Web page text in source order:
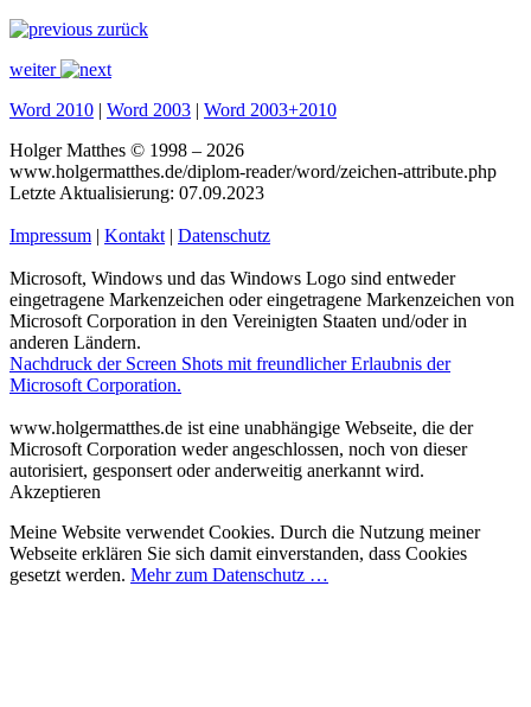
zurück
weiter
Word 2010 | Word 2003 | Word 2003+2010
Holger Matthes © 1998 – 2026
www.holgermatthes.de/diplom-reader/word/zeichen-attribute.php
Letzte Aktualisierung: 07.09.2023
Impressum | Kontakt | Datenschutz
Microsoft, Windows und das Windows Logo sind entweder
eingetragene Markenzeichen oder eingetragene Markenzeichen von
Microsoft Corporation in den Vereinigten Staaten und/oder in
anderen Ländern.
Nachdruck der Screen Shots mit freundlicher Erlaubnis der
Microsoft Corporation.
www.holgermatthes.de ist eine unabhängige Webseite, die der
Microsoft Corporation weder angeschlossen, noch von dieser
autorisiert, gesponsert oder anderweitig anerkannt wird.
Akzeptieren
Meine Website verwendet Cookies. Durch die Nutzung meiner
Webseite erklären Sie sich damit einverstanden, dass Cookies
gesetzt werden. Mehr zum Datenschutz …